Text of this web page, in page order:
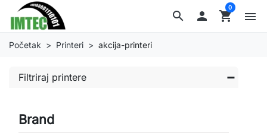
search  shopping_cart
0
menu
Početak Printeri akcija-printeri
Filtriraj printere
Brand